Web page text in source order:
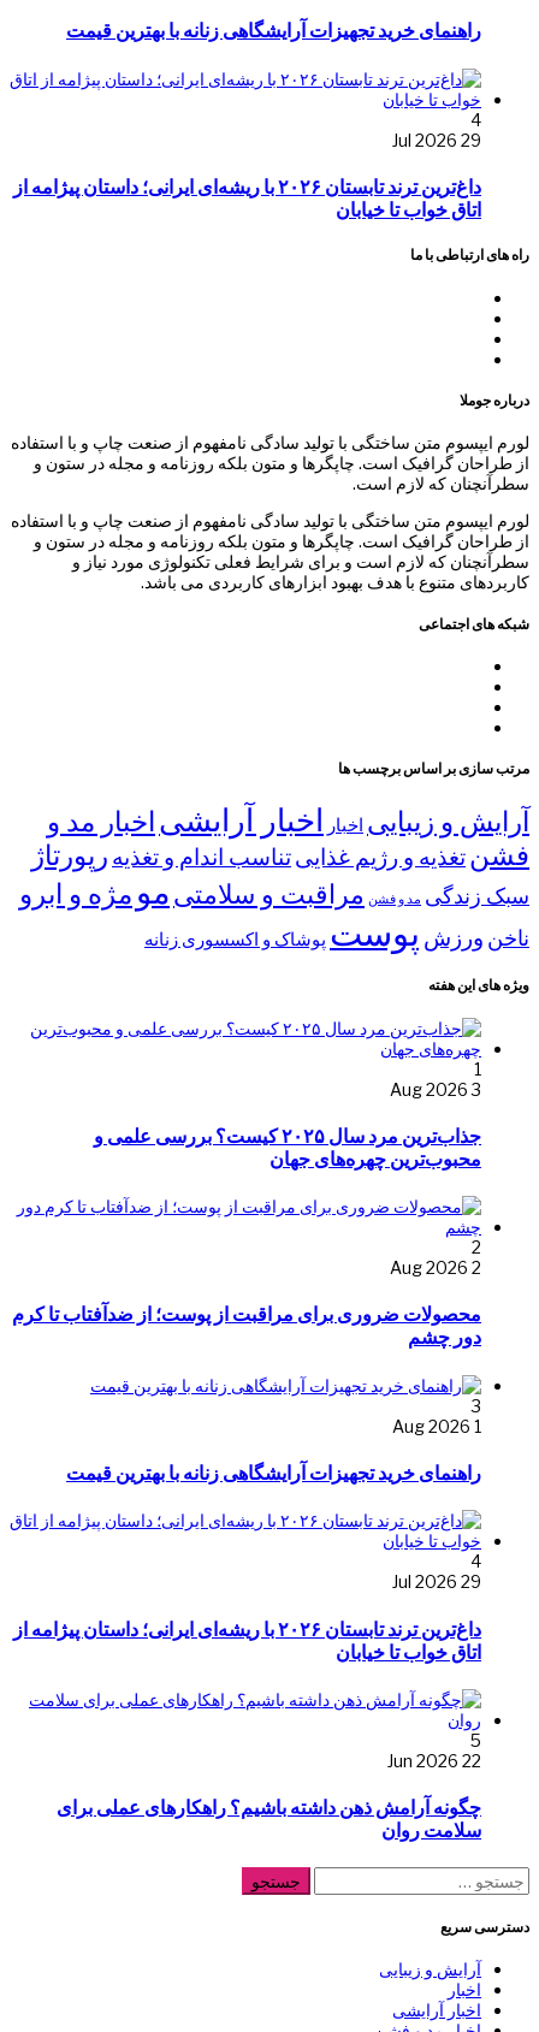
راهنمای خرید تجهیزات آرایشگاهی زنانه با بهترین قیمت
4
29 Jul 2026
داغ‌ترین ترند تابستان ۲۰۲۶ با ریشه‌ای ایرانی؛ داستان پیژامه از
اتاق خواب تا خیابان
راه های ارتباطی با ما
درباره جوملا
لورم ایپسوم متن ساختگی با تولید سادگی نامفهوم از صنعت چاپ و با استفاده
از طراحان گرافیک است. چاپگرها و متون بلکه روزنامه و مجله در ستون و
سطرآنچنان که لازم است.
لورم ایپسوم متن ساختگی با تولید سادگی نامفهوم از صنعت چاپ و با استفاده
از طراحان گرافیک است. چاپگرها و متون بلکه روزنامه و مجله در ستون و
سطرآنچنان که لازم است و برای شرایط فعلی تکنولوژی مورد نیاز و
کاربردهای متنوع با هدف بهبود ابزارهای کاربردی می باشد.
شبکه های اجتماعی
مرتب سازی بر اساس برچسب ها
آرایش و زیبایی اخبار اخبار آرایشیاخبار مد و
فشنتغذیه و رژیم غذاییتناسب اندام و تغذیه رپورتاژ
سبک زندگی مد و فشن مراقبت و سلامتیمو مژه و ابرو
ناخن ورزش پوست پوشاک و اکسسوری زنانه
ویژه های این هفته
1
3 Aug 2026
جذاب‌ترین مرد سال ۲۰۲۵ کیست؟ بررسی علمی و
محبوب‌ترین چهره‌های جهان
2
2 Aug 2026
محصولات ضروری برای مراقبت از پوست؛ از ضدآفتاب تا کرم
دور چشم
3
1 Aug 2026
راهنمای خرید تجهیزات آرایشگاهی زنانه با بهترین قیمت
4
29 Jul 2026
داغ‌ترین ترند تابستان ۲۰۲۶ با ریشه‌ای ایرانی؛ داستان پیژامه از
اتاق خواب تا خیابان
5
22 Jun 2026
چگونه آرامش ذهن داشته باشیم؟ راهکارهای عملی برای
سلامت روان
جستجو
برای:
دسترسی سریع
آرایش و زیبایی
اخبار
اخبار آرایشی